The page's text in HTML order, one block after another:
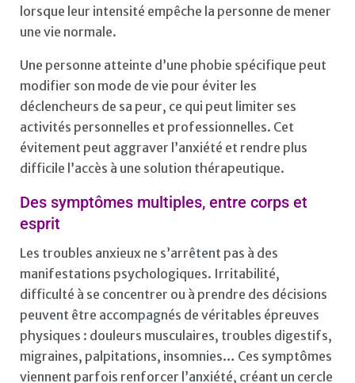
lorsque leur intensité empêche la personne de mener
une vie normale.
Une personne atteinte d’une phobie spécifique peut
modifier son mode de vie pour éviter les
déclencheurs de sa peur, ce qui peut limiter ses
activités personnelles et professionnelles. Cet
évitement peut aggraver l’anxiété et rendre plus
difficile l’accès à une solution thérapeutique.
Des symptômes multiples, entre corps et
esprit
Les troubles anxieux ne s’arrêtent pas à des
manifestations psychologiques. Irritabilité,
difficulté à se concentrer ou à prendre des décisions
peuvent être accompagnés de véritables épreuves
physiques : douleurs musculaires, troubles digestifs,
migraines, palpitations, insomnies… Ces symptômes
viennent parfois renforcer l’anxiété, créant un cercle